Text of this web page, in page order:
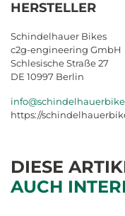
HERSTELLER
Schindelhauer Bikes
c2g-engineering GmbH
Schlesische Straße 27
DE 10997 Berlin
https://
DIESE
AUCH